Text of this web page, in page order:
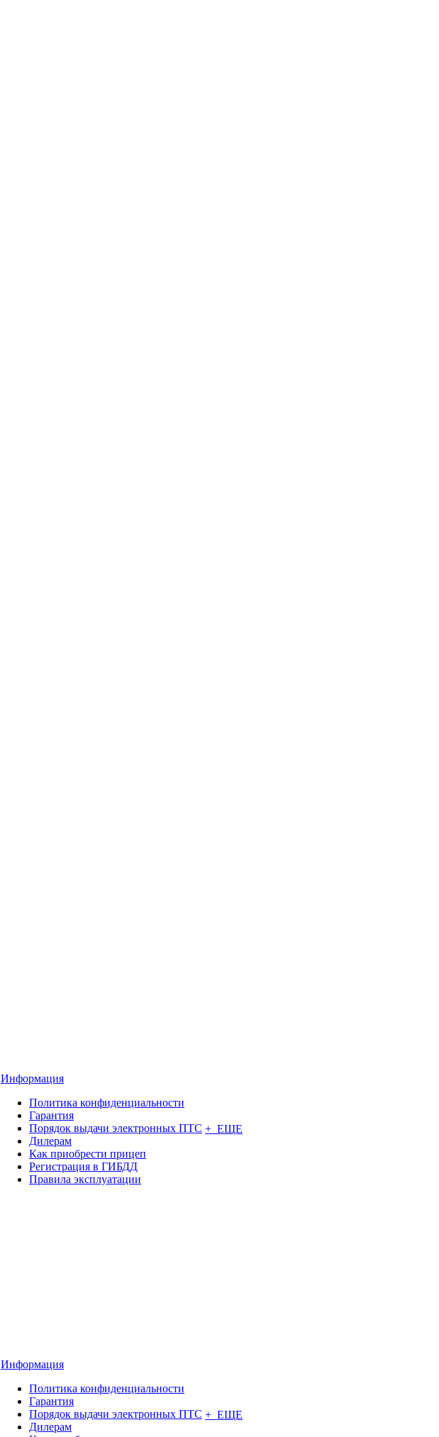
Информация
Политика конфиденциальности
Гарантия
Порядок выдачи электронных ПТС
Дилерам
Как приобрести прицеп
Регистрация в ГИБДД
Правила эксплуатации
+ ЕЩЕ
Информация
Политика конфиденциальности
Гарантия
Порядок выдачи электронных ПТС
Дилерам
+ ЕЩЕ